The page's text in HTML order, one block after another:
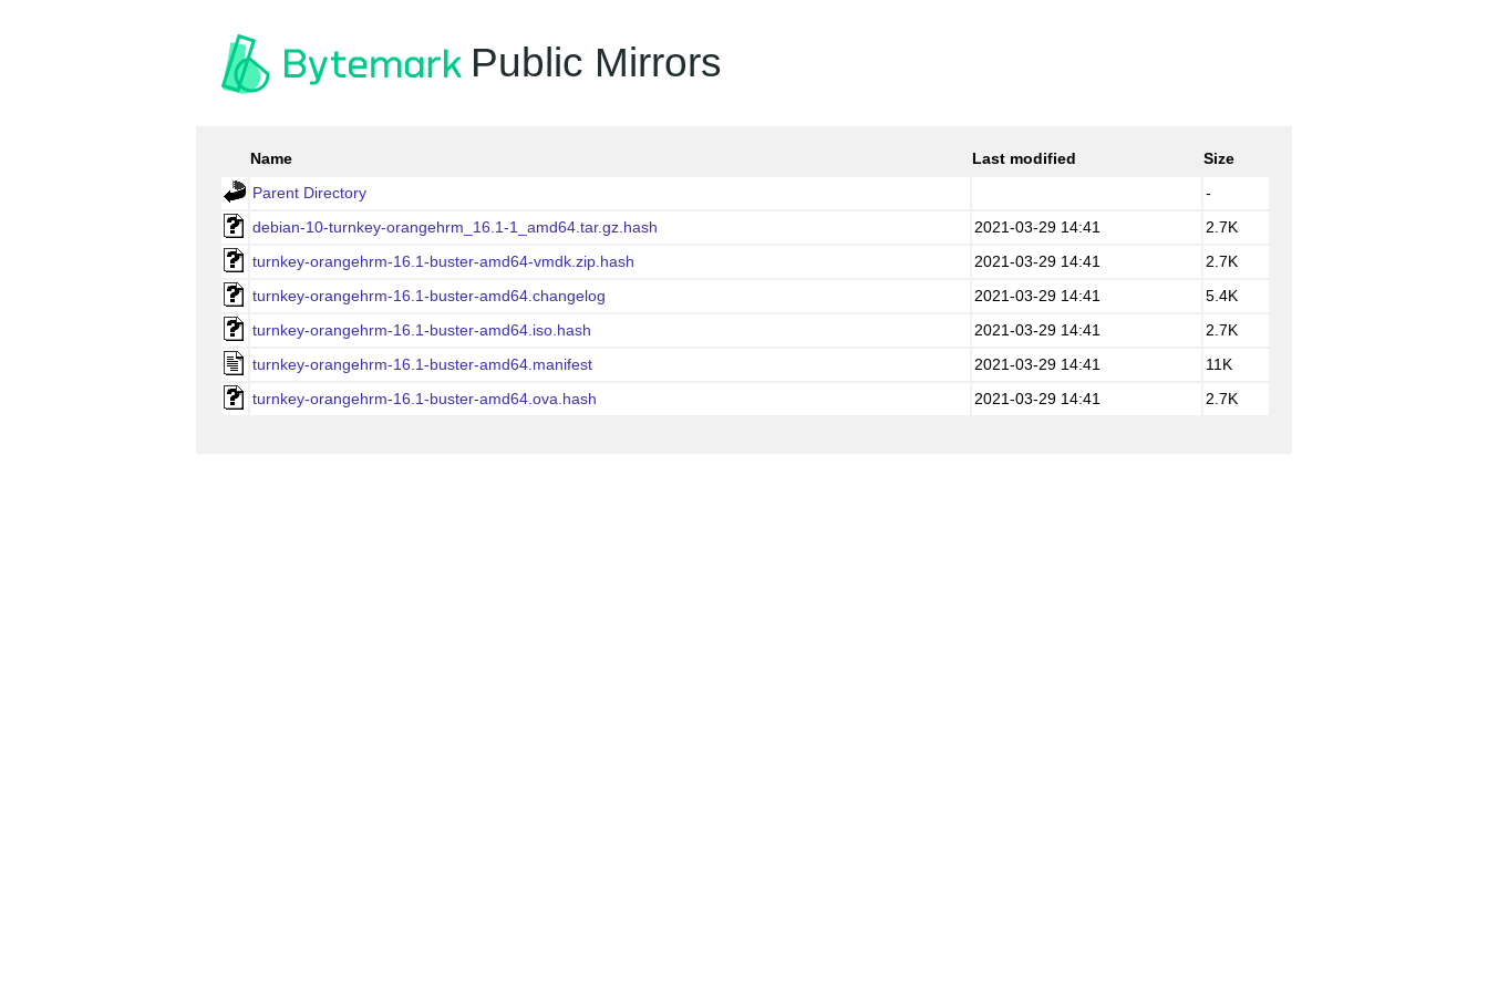
Public Mirrors
Name Last modified
Size
Parent Directory
-
debian-10-turnkey-orangehrm_16.1-1_amd64.tar.gz.hash
2021-03-29 14:41
2.7K
turnkey-orangehrm-16.1-buster-amd64-vmdk.zip.hash
2021-03-29 14:41
2.7K
turnkey-orangehrm-16.1-buster-amd64.changelog
2021-03-29 14:41
5.4K
turnkey-orangehrm-16.1-buster-amd64.iso.hash
2021-03-29 14:41
2.7K
turnkey-orangehrm-16.1-buster-amd64.manifest
2021-03-29 14:41
11K
turnkey-orangehrm-16.1-buster-amd64.ova.hash
2021-03-29 14:41 2.7K